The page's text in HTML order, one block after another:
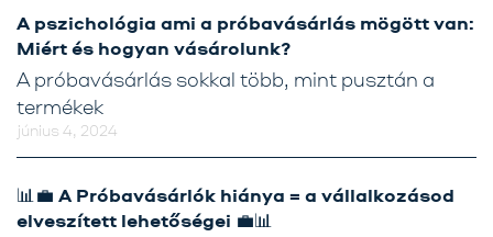
A pszichológia ami a próbavásárlás mögött van:
Miért és hogyan vásárolunk?
június 4, 2024
A próbavásárlás sokkal több, mint pusztán a
termékek
📊💼 A Próbavásárlók hiánya = a vállalkozásod
elveszített lehetőségei 💼📊